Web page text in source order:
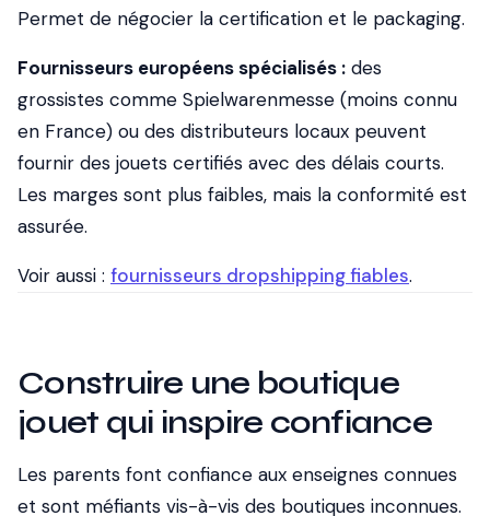
Permet de négocier la certification et le packaging.
Fournisseurs européens spécialisés : des
grossistes comme Spielwarenmesse (moins connu
en France) ou des distributeurs locaux peuvent
fournir des jouets certifiés avec des délais courts.
Les marges sont plus faibles, mais la conformité est
assurée.
Voir aussi : fournisseurs dropshipping fiables.
Construire une boutique
jouet qui inspire confiance
Les parents font confiance aux enseignes connues
et sont méfiants vis-à-vis des boutiques inconnues.